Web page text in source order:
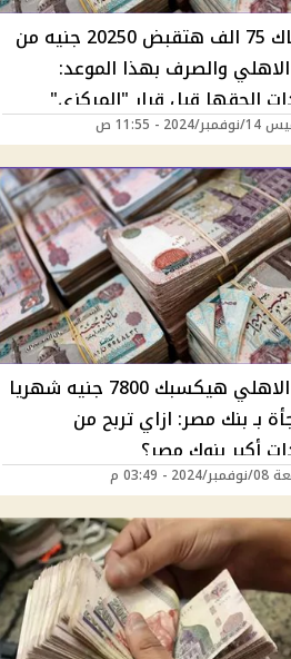
لو معاك 75 الف هتقبض 20250 جنيه من
الاهلي والصرف بهذا الموعد:
الحقها قبل قرار "المركزي"
2024 - 11:55 ص
البنك الاهلي هيكسبك 7800 جنيه شهريا
بـ بنك مصر: ازاي تربح من
أكبر بنوك مصر؟
- 03:49 م